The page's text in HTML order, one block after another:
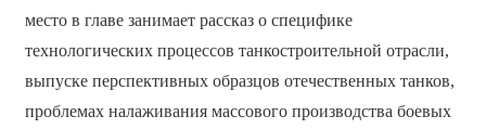
место в главе занимает рассказ о специфике
технологических процессов танкостроительной отрасли,
выпуске перспективных образцов отечественных танков,
проблемах налаживания массового производства боевых